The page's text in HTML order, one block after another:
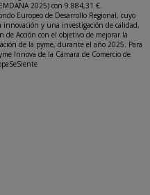
2025) con 9.884,31 €.
Europeo de Desarrollo Regional, cuyo
innovación y una investigación de calidad,
de Acción con el objetivo de mejorar la
de la pyme, durante el año 2025. Para
Innova de la Cámara de Comercio de